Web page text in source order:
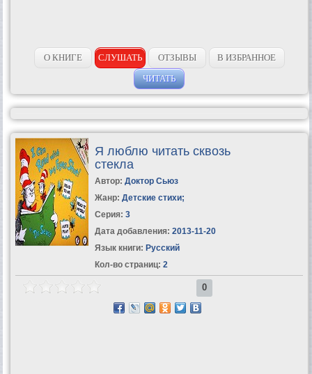
О КНИГЕ СЛУШАТЬ ОТЗЫВЫ
В ИЗБРАННОЕ
ЧИТАТЬ
Я люблю читать сквозь
стекла
Автор: Доктор Сьюз
Жанр: Детские стихи;
Серия: 3
Дата добавления: 2013-11-20
Язык книги: Русский
Кол-во страниц: 2
0